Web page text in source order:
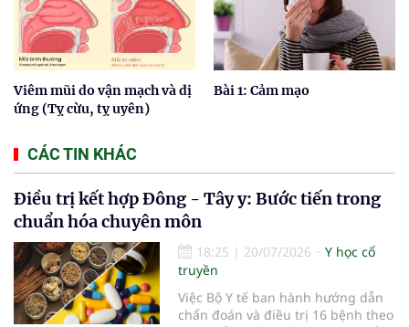
Viêm mũi do vận mạch và dị
ứng (Tỵ cừu, tỵ uyên)
Bài 1: Cảm mạo
CÁC TIN KHÁC
Điều trị kết hợp Đông - Tây y: Bước tiến trong
chuẩn hóa chuyên môn
18:25 | 20/07/2026
Y học cổ
truyền
Việc Bộ Y tế ban hành hướng dẫn
chẩn đoán và điều trị 16 bệnh theo